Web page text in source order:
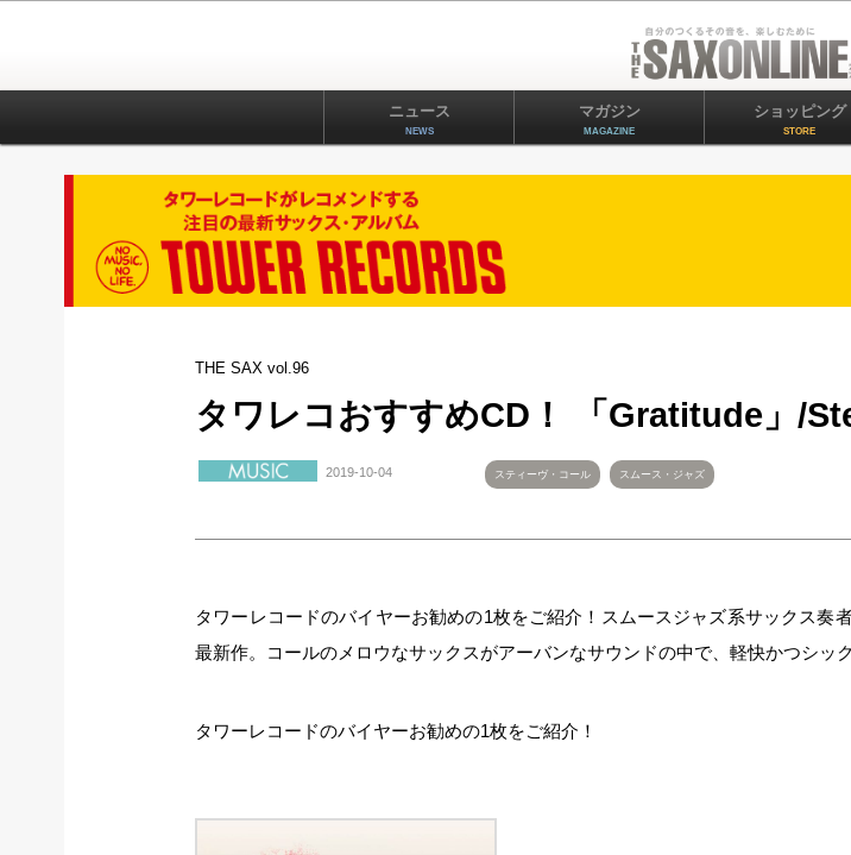
ニュース
NEWS
マガジン
MAGAZINE
ショッピング
STORE
THE SAX vol.96
タワレコおすすめCD！ 「Gratitude」/
2019-10-04 スティーヴ・コール スムース・ジャズ
タワーレコードのバイヤーお勧めの1枚をご紹介！スムースジャズ系サックス奏
最新作。コールのメロウなサックスがアーバンなサウンドの中で、軽快かつシッ
タワーレコードのバイヤーお勧めの1枚をご紹介！